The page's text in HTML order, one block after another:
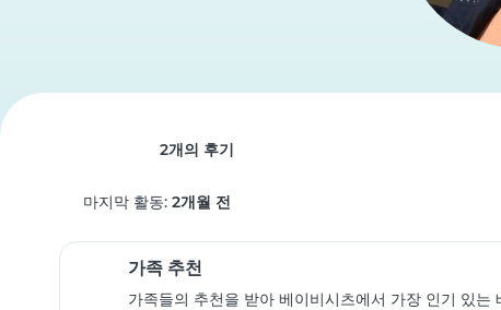
2개의 후기
마지막 활동: 2개월 전
가족 추천
가족들의 추천을 받아 베이비시츠에서 가장 인기 있는